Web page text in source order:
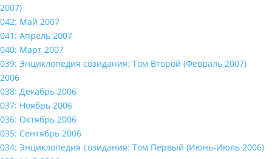
2007)
042: Май 2007
041: Апрель 2007
040: Март 2007
039: Энциклопедия созидания: Том Второй (Февраль 2007)
2006
038: Декабрь 2006
037: Ноябрь 2006
036: Октябрь 2006
035: Сентябрь 2006
034: Энциклопедия созидания: Том Первый (Июнь-Июль 2006)